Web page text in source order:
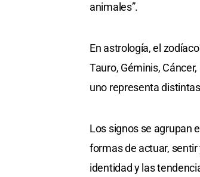
animales”.
En astrología, el
Tauro, Géminis,
uno representa
Los signos se agrupan
formas de actuar,
identidad y las